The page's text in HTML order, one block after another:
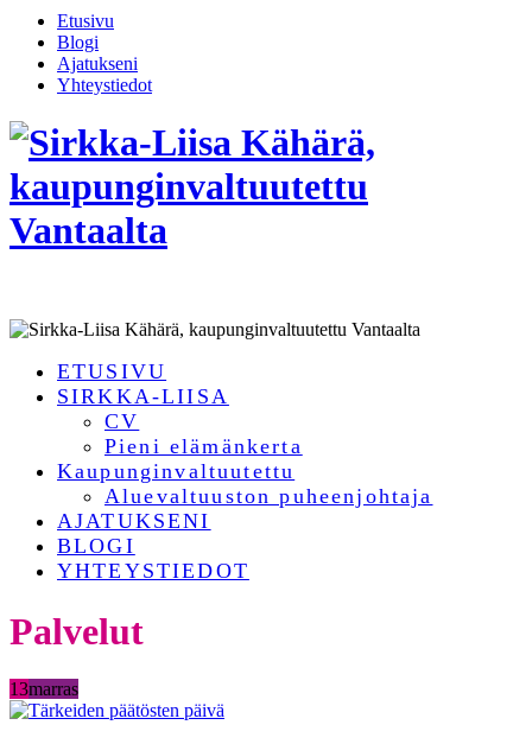
Etusivu
Blogi
Ajatukseni
Yhteystiedot
ETUSIVU
SIRKKA-LIISA
CV
Pieni elämänkerta
Kaupunginvaltuutettu
Aluevaltuuston puheenjohtaja
AJATUKSENI
BLOGI
YHTEYSTIEDOT
Palvelut
13marras